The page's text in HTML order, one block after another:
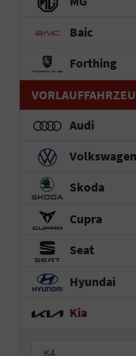
Baic
Forthing
Audi
Volkswagen
Skoda
Cupra
Seat
Hyundai
Kia
K4